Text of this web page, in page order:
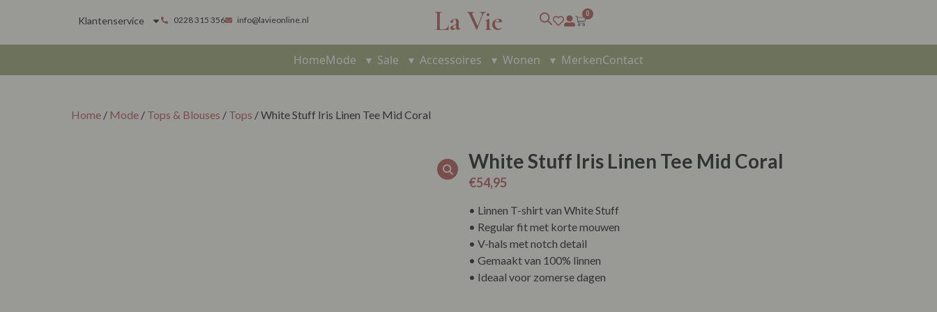
Klantenservice 0228 315 356 info@lavieonline.nl La Vie 0
HomeMode ▾ Sale ▾ Accessoires ▾ Wonen ▾ MerkenContact
Home / Mode / Tops & Blouses / Tops / White Stuff Iris Linen Tee Mid Coral
White Stuff Iris Linen Tee Mid Coral
€54,95
• Linnen T-shirt van White Stuff
• Regular fit met korte mouwen
• V-hals met notch detail
• Gemaakt van 100% linnen
• Ideaal voor zomerse dagen